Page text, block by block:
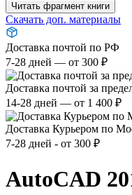
Читать фрагмент книги
Скачать доп. материалы
Доставка почтой по РФ
7-28 дней — от 300 ₽
Доставка почтой за
14-28 дней — от 1 400 ₽
Доставка Курьером по
7-28 дней - от 300 ₽
AutoCAD